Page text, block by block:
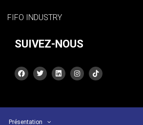
FIFO INDUSTRY
SUIVEZ-NOUS
Présentation